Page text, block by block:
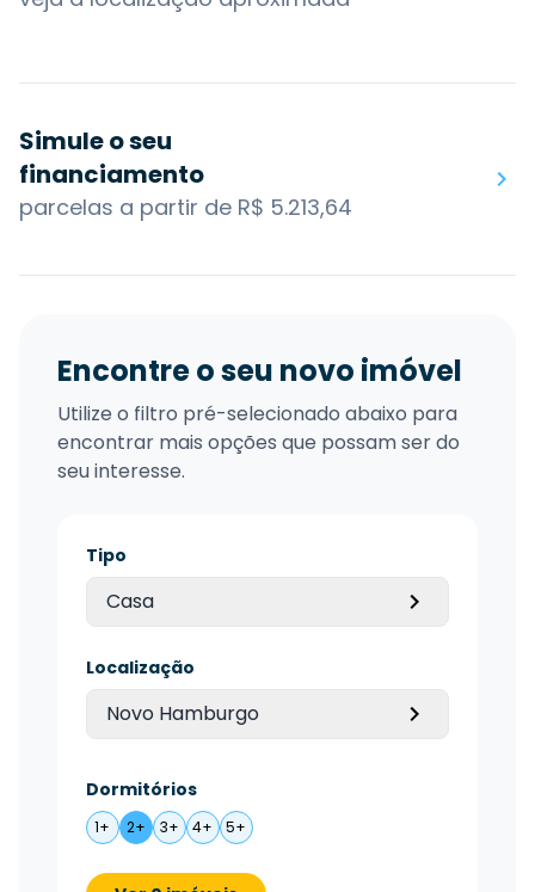
Simule o seu
financiamento
parcelas a partir de R$ 5.213,64
Encontre o seu novo imóvel
Utilize o filtro pré-selecionado abaixo para
encontrar mais opções que possam ser do
seu interesse.
Tipo
Casa
Localização
Novo Hamburgo
Dormitórios
1+ 2+ 3+ 4+ 5+